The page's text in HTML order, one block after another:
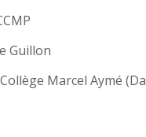
Guillon
Marcel Aymé